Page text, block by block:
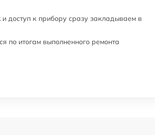
доступ к прибору сразу закладываем в
по итогам выполненного ремонта